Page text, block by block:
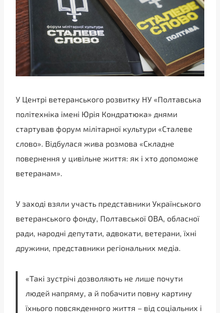
У Центрі ветеранського розвитку НУ «Полтавська
політехніка імені Юрія Кондратюка» днями
стартував форум мілітарної культури «Сталеве
слово». Відбулася жива розмова «Складне
повернення у цивільне життя: як і хто допоможе
ветеранам».
У заході взяли участь представники Українського
ветеранського фонду, Полтавської ОВА, обласної
ради, народні депутати, адвокати, ветерани, їхні
дружини, представники регіональних медіа.
«Такі зустрічі дозволяють не лише почути
людей напряму, а й побачити повну картину
їхнього повсякденного життя – від соціальних і